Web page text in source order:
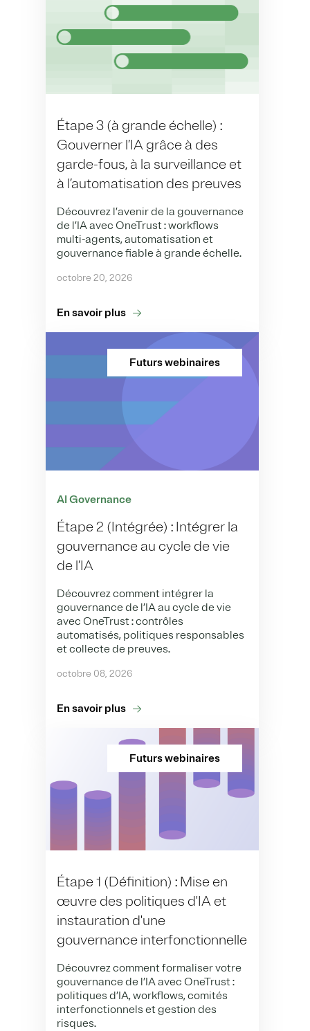
Étape 3 (à grande échelle) :
Gouverner l’IA grâce à des
garde-fous, à la surveillance et
à l’automatisation des preuves
Découvrez l’avenir de la gouvernance
de l’IA avec OneTrust : workflows
multi-agents, automatisation et
gouvernance fiable à grande échelle.
octobre 20, 2026
En savoir plus
Futurs webinaires
AI Governance
Étape 2 (Intégrée) : Intégrer la
gouvernance au cycle de vie
de l’IA
Découvrez comment intégrer la
gouvernance de l’IA au cycle de vie
avec OneTrust : contrôles
automatisés, politiques responsables
et collecte de preuves.
octobre 08, 2026
En savoir plus
Futurs webinaires
Étape 1 (Définition) : Mise en
œuvre des politiques d'IA et
instauration d'une
gouvernance interfonctionnelle
Découvrez comment formaliser votre
gouvernance de l’IA avec OneTrust :
politiques d’IA, workflows, comités
interfonctionnels et gestion des
risques.